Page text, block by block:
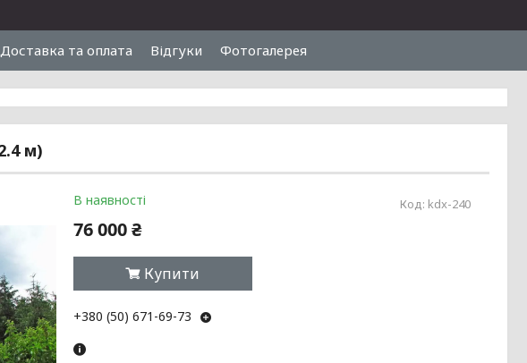
Доставка та оплата Відгуки Фотогалерея
м)
В наявності Код: kdx-240
76 000 ₴
Купити
+380 (50) 671-69-73